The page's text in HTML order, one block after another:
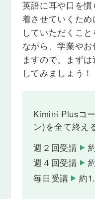
Lesson 26
現在進行形の疑問文
「今〜していますか
かを相手にたずねる
Lesson 27
現在進行形のwh-/how
い情報をたずねるこ
一般動詞現在形と現
「〜しています」と
在形」を使います。
英語に耳や口を
着させていくた
していただくこ
ながら、学業や
ますので、まず
してみましょう！
Kimini Plusコ
ン)を全て終え
週２回受講
週４回受講
毎日受講
約